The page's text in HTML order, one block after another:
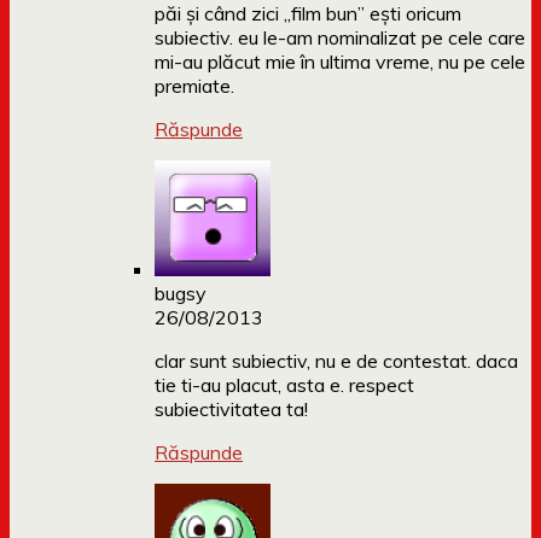
păi și când zici „film bun” ești oricum
subiectiv. eu le-am nominalizat pe cele care
mi-au plăcut mie în ultima vreme, nu pe cele
premiate.
Răspunde
bugsy
26/08/2013
clar sunt subiectiv, nu e de contestat. daca
tie ti-au placut, asta e. respect
subiectivitatea ta!
Răspunde